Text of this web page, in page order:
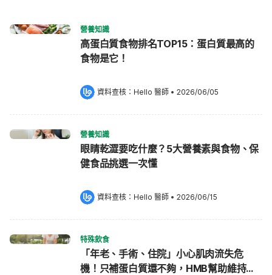
營養知識
高蛋白質食物排名TOP15：蛋白質最高的
食物是它！
資料查核： Hello 醫師 • 2026/06/05
營養知識
眼睛乾澀要吃什麼？5大營養素與食物、保
健食品挑選一次懂
資料查核： Hello 醫師 • 2026/06/15
特殊飲食
「年老、手術、住院」小心肌肉流失危
機！只補蛋白質還不夠，HMB幫助維持肌